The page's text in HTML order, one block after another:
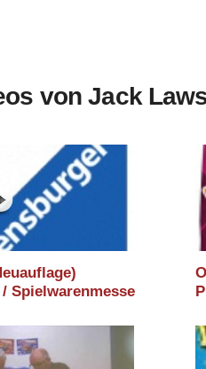
von Jack
Spielwarenmesse